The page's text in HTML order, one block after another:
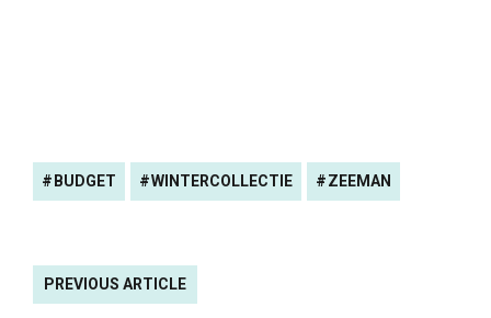
BUDGET WINTERCOLLECTIE ZEEMAN
PREVIOUS ARTICLE